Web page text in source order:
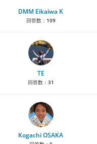
DMM Eikaiwa K
回答数： 109
TE
回答数： 31
Kogachi OSAKA